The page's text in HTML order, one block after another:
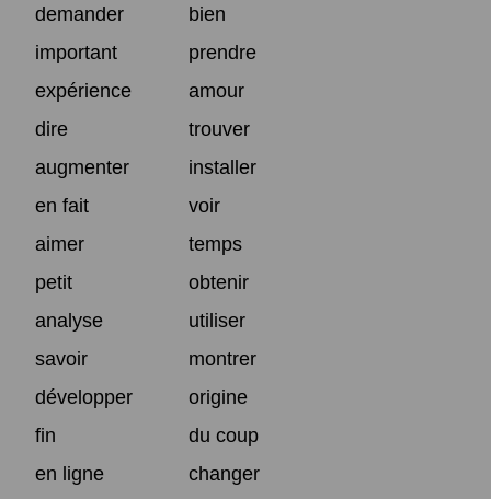
demander
bien
important
prendre
expérience
amour
dire
trouver
augmenter
installer
en fait
voir
aimer
temps
petit
obtenir
analyse
utiliser
savoir
montrer
développer
origine
fin
du coup
en ligne
changer